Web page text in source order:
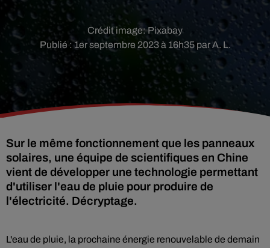
Publié : 1er septembre 2023 à 16h35 par A. L.
Crédit image:Pixabay
Sur le même fonctionnement que les panneaux
solaires, une équipe de scientifiques en Chine
vient de développer une technologie permettant
d'utiliser l'eau de pluie pour produire de
l'électricité. Décryptage.
L'eau de pluie, la prochaine énergie renouvelable de demain